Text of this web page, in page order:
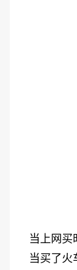
当上网买
当买了